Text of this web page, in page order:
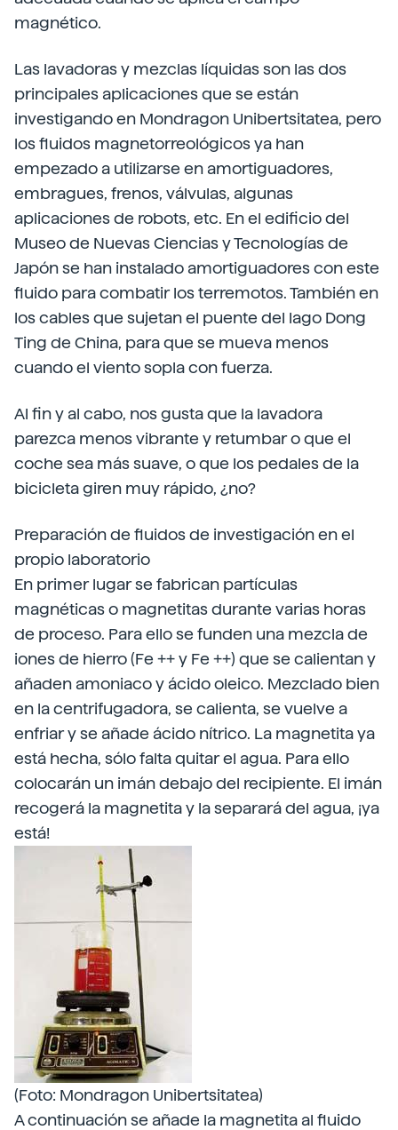
magnético.
Las lavadoras y mezclas líquidas son las dos
principales aplicaciones que se están
investigando en Mondragon Unibertsitatea, pero
los fluidos magnetorreológicos ya han
empezado a utilizarse en amortiguadores,
embragues, frenos, válvulas, algunas
aplicaciones de robots, etc. En el edificio del
Museo de Nuevas Ciencias y Tecnologías de
Japón se han instalado amortiguadores con este
fluido para combatir los terremotos. También en
los cables que sujetan el puente del lago Dong
Ting de China, para que se mueva menos
cuando el viento sopla con fuerza.
Al fin y al cabo, nos gusta que la lavadora
parezca menos vibrante y retumbar o que el
coche sea más suave, o que los pedales de la
bicicleta giren muy rápido, ¿no?
Preparación de fluidos de investigación en el
propio laboratorio
En primer lugar se fabrican partículas
magnéticas o magnetitas durante varias horas
de proceso. Para ello se funden una mezcla de
iones de hierro (Fe ++ y Fe ++) que se calientan y
añaden amoniaco y ácido oleico. Mezclado bien
en la centrifugadora, se calienta, se vuelve a
enfriar y se añade ácido nítrico. La magnetita ya
está hecha, sólo falta quitar el agua. Para ello
colocarán un imán debajo del recipiente. El imán
recogerá la magnetita y la separará del agua, ¡ya
está!
(Foto: Mondragon Unibertsitatea)
A continuación se añade la magnetita al fluido